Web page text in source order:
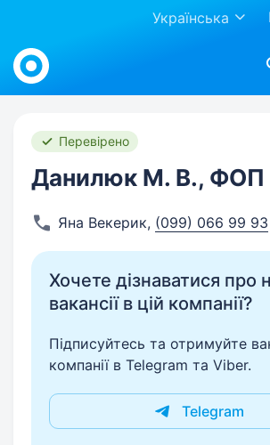
Українська
Work.ua
Перевірено
Данилюк М. В., ФОП
Яна Векерик, (099) 066 99 93
Хочете дізнаватися про
вакансії в цій компанії?
Підписуйтесь та отримуйте
компанії в Telegram та Viber.
Telegram